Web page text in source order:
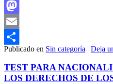
Facebook
Mastodon
Email
Compartir
Publicado en Sin categoría | Deja
TEST PARA
LOS DERECHOS DE